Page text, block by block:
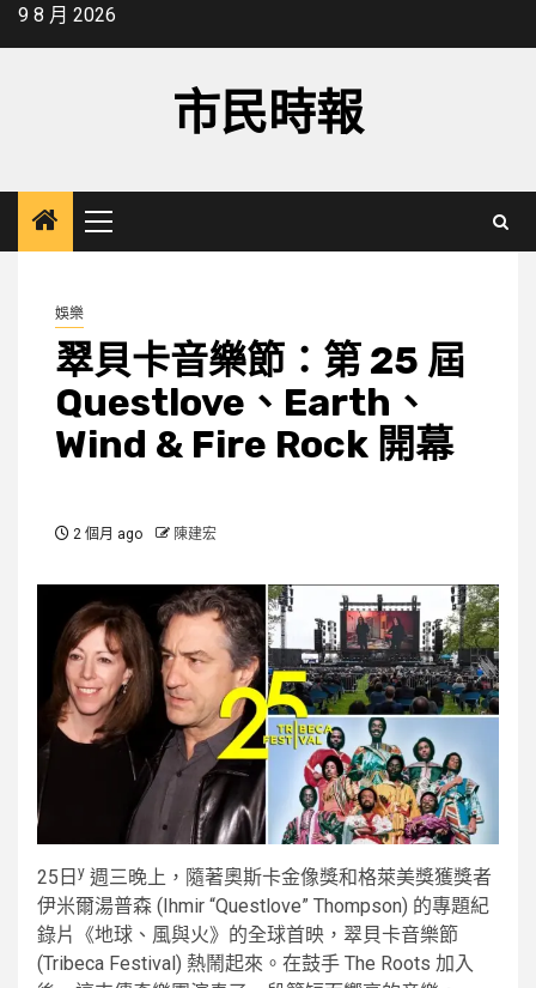
Skip9 8 月 2026
市民時報
Primary
Menu
娛樂
翠貝卡音樂節：第 25 屆
Questlove、Earth、
Wind & Fire Rock 開幕
2 個月 ago 陳建宏
25日 y 週三晚上，隨著奧斯卡金像獎和格萊美獎獲獎者
伊米爾湯普森 (Ihmir “Questlove” Thompson) 的專題紀
錄片《地球、風與火》的全球首映，翠貝卡音樂節
(Tribeca Festival) 熱鬧起來。在鼓手 The Roots 加入